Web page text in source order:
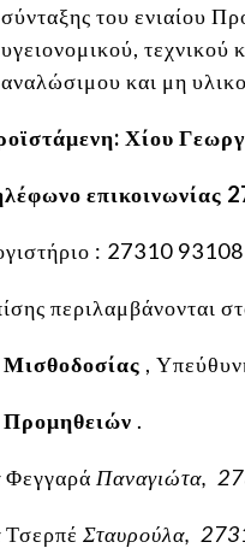
σύνταξης του ενιαίου
υγειονομικού,
αναλώσιμου και μη
Χίου
επικοινωνίας
: 27310
περιλαμβάνονται
Μισθοδοσίας ,
Προμηθειών .
Φεγγαρά Παναγιώτα,
Τσερπέ Σταυρούλα,